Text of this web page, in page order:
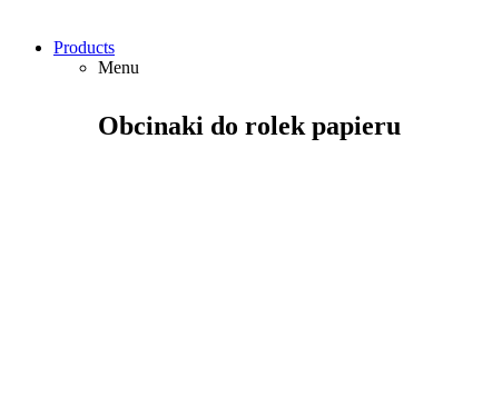
Products
Menu
Obcinaki do rolek papieru